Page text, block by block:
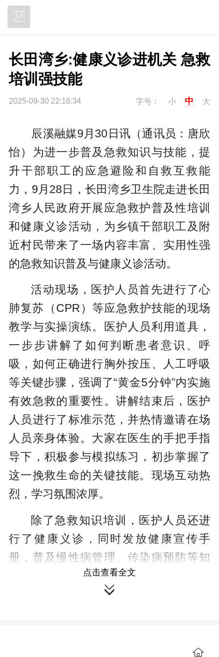
长田湾乡:健康义诊进机关 急救
培训强技能
2025-09-30 22:16:34 字号： 小 中 大
辰溪融媒9月30日讯（通讯员：唐欣
怡）为进一步普及急救知识与技能，提
升干部职工的应急避险和自救互救能
力，9月28日，长田湾乡卫生院走进长田
湾乡人民政府开展应急救护普及性培训
和健康义诊活动，为乡镇干部职工及附
近村民带来了一场内容丰富、实用性强
的急救知识普及与健康义诊活动。
活动现场，医护人员首先进行了心
肺复苏（CPR）等应急救护技能的现场
教学与实操演练。医护人员利用道具，
一步步讲解了如何判断患者意识、呼
吸，如何正确进行胸外按压、人工呼吸
等关键步骤，强调了“黄金5分钟”内实施
有效急救的重要性。讲解结束后，医护
人员进行了标准示范，并热情邀请在场
人员亲身体验。大家在医生的手把手指
导下，积极参与模拟练习，初步掌握了
这一挽救生命的关键技能。现场互动热
烈，学习氛围浓厚。
除了急救知识培训，医护人员还进
行了健康义诊，同时发放健康宣传手
册，普及慢性病管理、传染病预防等知
点击查看全文
